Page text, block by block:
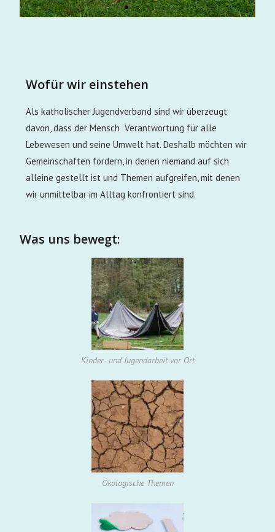
Wir gestalten die
Zukunft
Die KLJB Köln setzt sich für ein
modernes Verständnis von Kirche und
Landwirtschaft ein, bei dem
ökologische und soziale
Verantwortung im Mittelpunkt stehen.
Gemeinsam entwickeln wir Ideen, die
unsere Welt von morgen positiv
Wert auf Weltoffenheit und Austausch.
Hier klicken
Wofür wir einstehen
Als katholischer Jugendverband sind wir überzeugt
davon, dass derMensch Verantwortung für alle
Lebewesen und seine Umwelt hat. Deshalb möchten wir
Gemeinschaften fördern, in denen niemand auf sich
alleine gestellt ist und Themen aufgreifen, mit denen
wir unmittelbar im Alltag konfrontiert sind.
Was uns bewegt:
Kinder- und Jugendarbeit vor Ort
Ökologische Themen